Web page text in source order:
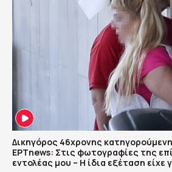
Δικηγόρος 46χρονης
ΕΡΤnews: Στις φωτογραφίες της
εντολέας μου – Η ίδια εξέταση είχε